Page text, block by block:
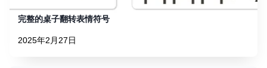
完整的桌子翻转表情符号
2025年2月27日